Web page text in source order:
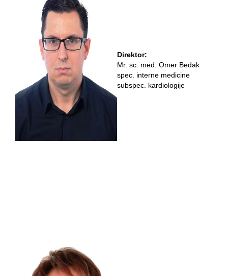
Direktor:
Mr. sc. med. Omer Bedak
spec. interne medicine
subspec. kardiologije